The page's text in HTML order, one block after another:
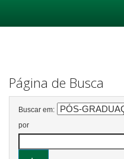
Página de Busca
Buscar em:
por